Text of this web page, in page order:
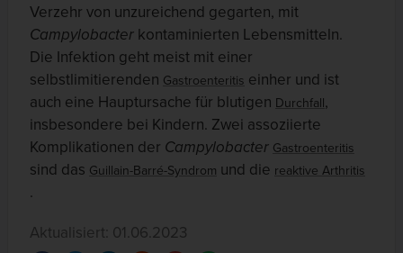
Verzehr von unzureichend gegarten, mit
Campylobacter kontaminierten Lebensmitteln.
Die Infektion geht meist mit einer
selbstlimitierenden Gastroenteritis einher und ist
auch eine Hauptursache für blutigen Durchfall,
insbesondere bei Kindern. Zwei assoziierte
Komplikationen der Campylobacter Gastroenteritis
sind das Guillain-Barré-Syndrom und die reaktive Arthritis
.
Aktualisiert: 01.06.2023